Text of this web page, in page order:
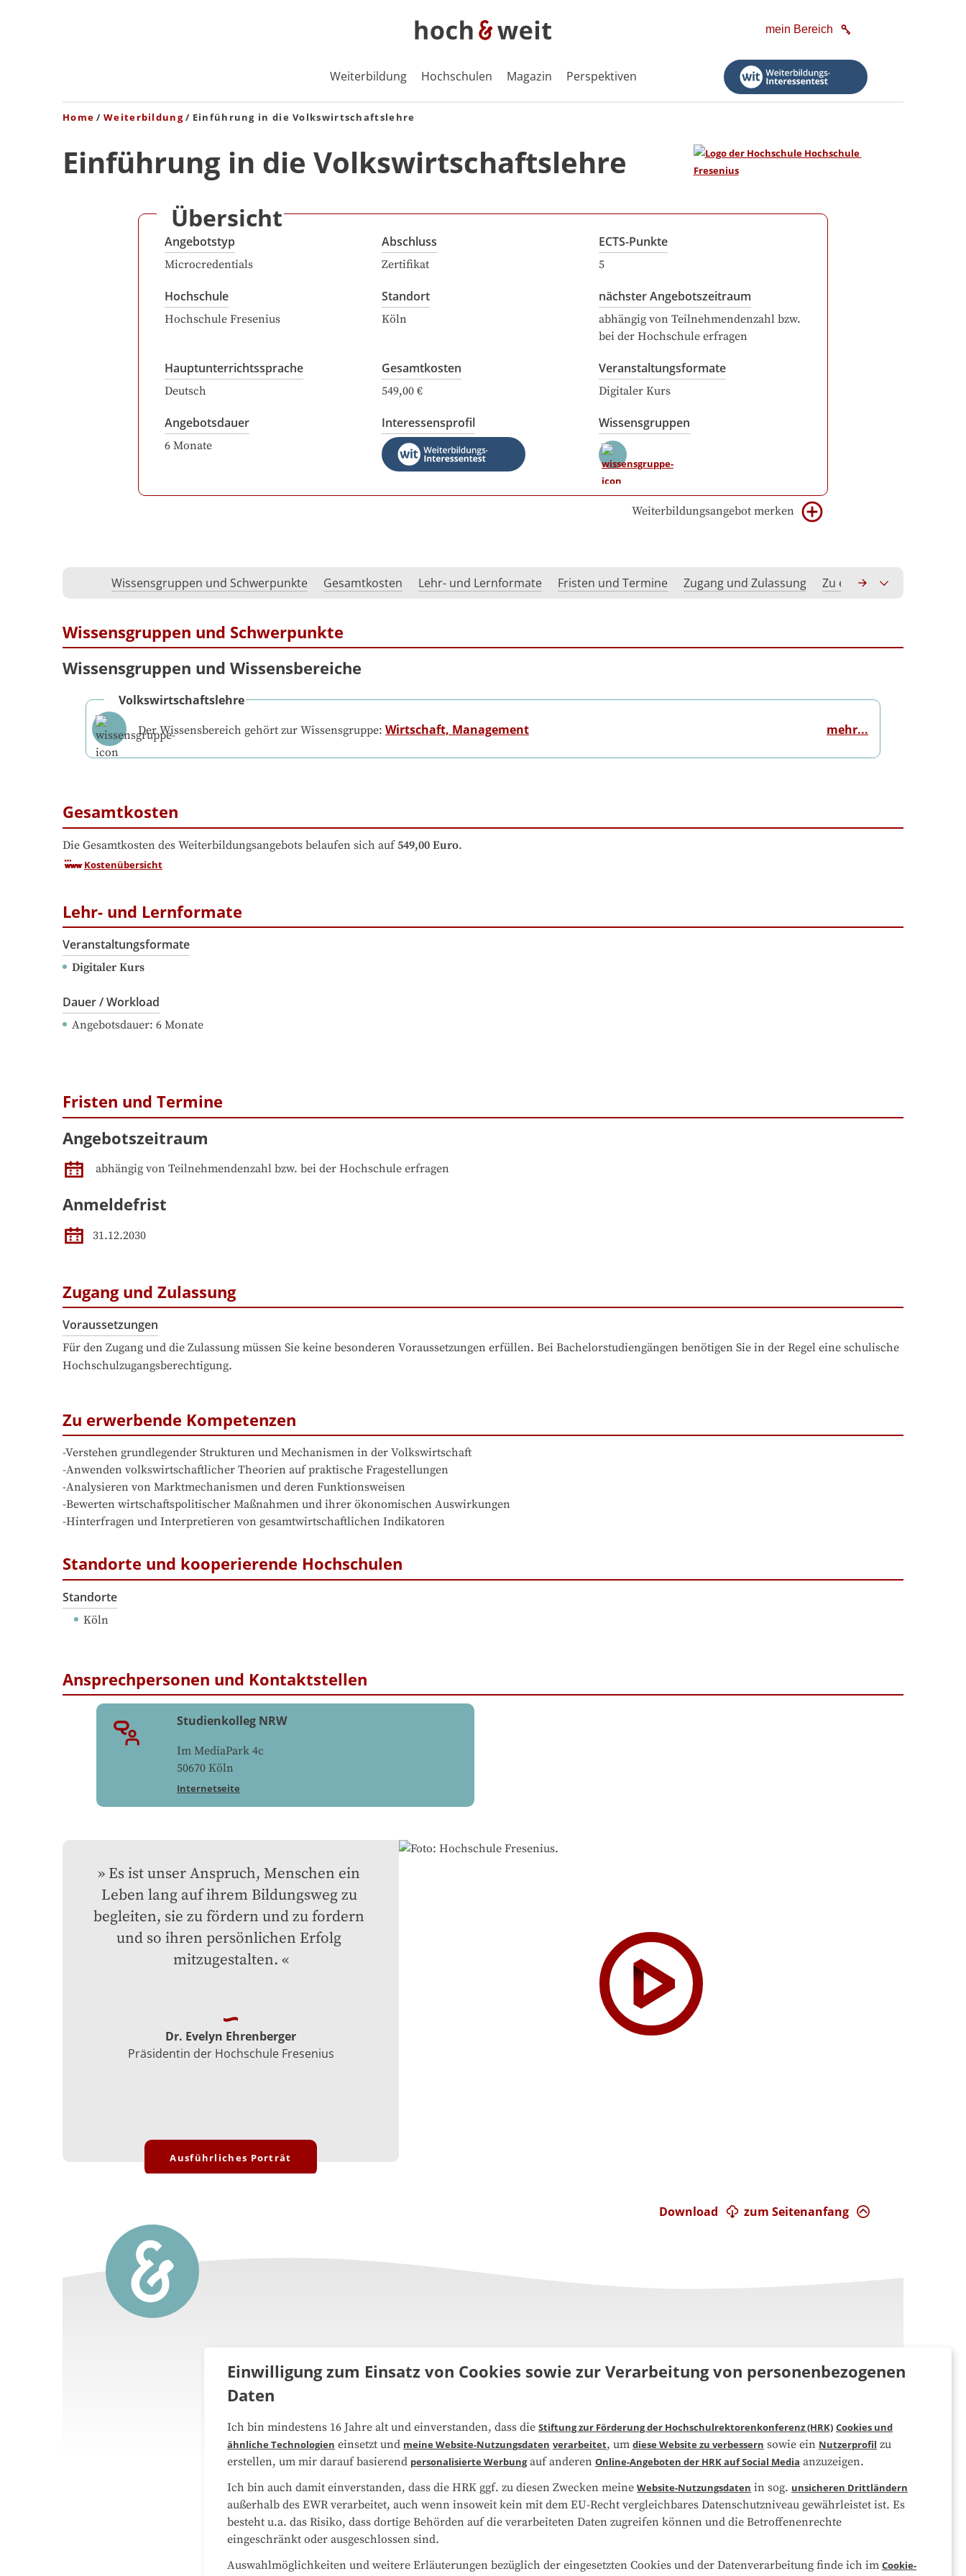
mein Bereich
Weiterbildung Hochschulen Magazin Perspektiven
Home Weiterbildung Einführung in die Volkswirtschaftslehre
Einführung in die Volkswirtschaftslehre
Übersicht
Angebotstyp
Microcredentials
Abschluss
Zertifikat
ECTS-Punkte
5
Hochschule
Hochschule Fresenius
Standort
Köln
nächster Angebotszeitraum
abhängig von Teilnehmendenzahl bzw.
bei der Hochschule erfragen
Hauptunterrichtssprache
Deutsch
Gesamtkosten
549,00 €
Veranstaltungsformate
Digitaler Kurs
Angebotsdauer
6 Monate
Interessensprofil Wissensgruppen
Weiterbildungsangebot merken
Wissensgruppen und Schwerpunkte Gesamtkosten Lehr- und Lernformate Fristen und Termine Zugang und Zulassung Zu erwerbende
Wissensgruppen und Schwerpunkte
Wissensgruppen und Wissensbereiche
Volkswirtschaftslehre
Der Wissensbereich gehört zur Wissensgruppe: Wirtschaft, Management mehr...
Gesamtkosten
Die Gesamtkosten des Weiterbildungsangebots belaufen sich auf 549,00 Euro.
Kostenübersicht
Lehr- und Lernformate
Veranstaltungsformate
Digitaler Kurs
Dauer / Workload
Angebotsdauer: 6 Monate
Fristen und Termine
Angebotszeitraum
abhängig von Teilnehmendenzahl bzw. bei der Hochschule erfragen
Anmeldefrist
31.12.2030
Zugang und Zulassung
Voraussetzungen
Für den Zugang und die Zulassung müssen Sie keine besonderen Voraussetzungen erfüllen. Bei Bachelorstudiengängen benötigen Sie in der Regel eine schulische
Hochschulzugangsberechtigung.
Zu erwerbende Kompetenzen
-Verstehen grundlegender Strukturen und Mechanismen in der Volkswirtschaft
-Anwenden volkswirtschaftlicher Theorien auf praktische Fragestellungen
-Analysieren von Marktmechanismen und deren Funktionsweisen
-Bewerten wirtschaftspolitischer Maßnahmen und ihrer ökonomischen Auswirkungen
-Hinterfragen und Interpretieren von gesamtwirtschaftlichen Indikatoren
Standorte und kooperierende Hochschulen
Standorte
Köln
Ansprechpersonen und Kontaktstellen
Studienkolleg NRW
Im MediaPark 4c
50670 Köln
Internetseite
Es ist unser Anspruch, Menschen ein
Leben lang auf ihrem Bildungsweg zu
begleiten, sie zu fördern und zu fordern
und so ihren persönlichen Erfolg
mitzugestalten.
Dr. Evelyn Ehrenberger
Präsidentin der Hochschule Fresenius
Ausführliches Porträt
zum Seitenanfang
Download
Medienarbeit Kooperationen
Datenschutzerklärung Impressum
Sitemap Cookie-Center
Folgen Sie uns
Einwilligung zum Einsatz von Cookies sowie zur Verarbeitung von personenbezogenen
Daten
Ich bin mindestens 16 Jahre alt und einverstanden, dass die Stiftung zur Förderung der Hochschulrektorenkonferenz (HRK) Cookies und
ähnliche Technologien einsetzt und meine Website-Nutzungsdaten verarbeitet, um diese Website zu verbessern sowie ein Nutzerprofil zu
erstellen, um mir darauf basierend personalisierte Werbungauf anderen Online-Angeboten der HRK auf Social Media anzuzeigen.
Ich bin auch damit einverstanden, dass die HRK ggf. zu diesen Zwecken meine Website-Nutzungsdaten in sog. unsicheren Drittländern
außerhalb des EWR verarbeitet, auch wenn insoweit kein mit dem EU-Recht vergleichbares Datenschutzniveau gewährleistet ist. Es
besteht u.a. das Risiko, dass dortige Behörden auf die verarbeiteten Daten zugreifen können und die Betroffenenrechte
eingeschränkt oder ausgeschlossen sind.
Auswahlmöglichkeiten und weitere Erläuterungen bezüglich der eingesetzten Cookies und der Datenverarbeitung finde ich im Cookie-